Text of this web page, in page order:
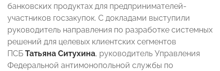
банковских продуктах для предпринимателей-
участников госзакупок. С докладами выступили
руководитель направления по разработке системных
решений для целевых клиентских сегментов
ПСБ Татьяна Ситухина, руководитель Управления
Федеральной антимонопольной службы по